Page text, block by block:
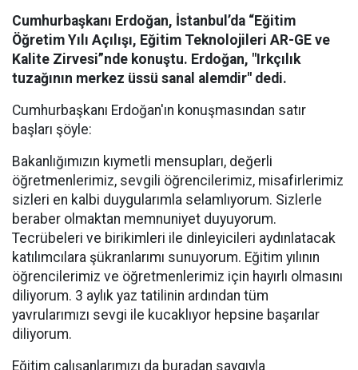
Cumhurbaşkanı Erdoğan, İstanbul’da “Eğitim
Öğretim Yılı Açılışı, Eğitim Teknolojileri AR-GE ve
Kalite Zirvesi”nde konuştu. Erdoğan, "Irkçılık
tuzağının merkez üssü sanal alemdir" dedi.
Cumhurbaşkanı Erdoğan'ın konuşmasından satır
başları şöyle:
Bakanlığımızın kıymetli mensupları, değerli
öğretmenlerimiz, sevgili öğrencilerimiz, misafirlerimiz
sizleri en kalbi duygularımla selamlıyorum. Sizlerle
beraber olmaktan memnuniyet duyuyorum.
Tecrübeleri ve birikimleri ile dinleyicileri aydınlatacak
katılımcılara şükranlarımı sunuyorum. Eğitim yılının
öğrencilerimiz ve öğretmenlerimiz için hayırlı olmasını
diliyorum. 3 aylık yaz tatilinin ardından tüm
yavrularımızı sevgi ile kucaklıyor hepsine başarılar
diliyorum.
Eğitim çalışanlarımızı da buradan saygıyla